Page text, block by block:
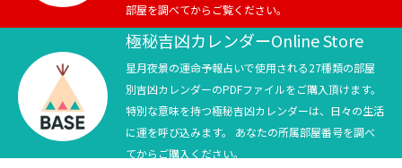
テニス四大大会・五輪
テニス四大大会・五輪
部屋を調べてからご覧ください。
極秘吉凶カレンダーOnline Store
星月夜景の運命予報占いで使用される27種類の部屋
別吉凶カレンダーのPDFファイルをご購入頂けます。
特別な意味を持つ極秘吉凶カレンダーは、日々の生活
に運を呼び込みます。 あなたの所属部屋番号を調べ
てからご購入ください。